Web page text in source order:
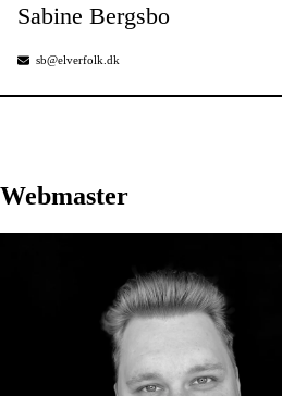
Sabine Bergsbo
sb@elverfolk.dk
Webmaster